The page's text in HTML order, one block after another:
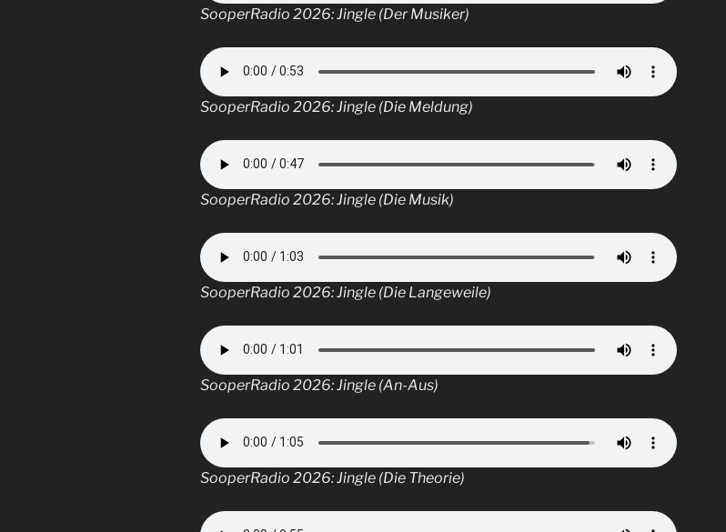
SooperRadio 2026: Jingle (Der Musiker)
SooperRadio 2026: Jingle (Die Meldung)
SooperRadio 2026: Jingle (Die Musik)
SooperRadio 2026: Jingle (Die Langeweile)
SooperRadio 2026: Jingle (An-Aus)
SooperRadio 2026: Jingle (Die Theorie)